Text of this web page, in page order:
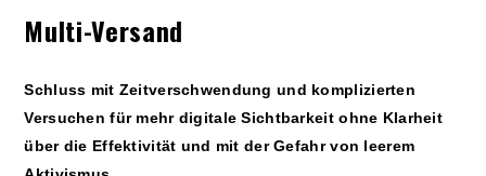
Multi-Versand
Schluss mit Zeitverschwendung und komplizierten
Versuchen für mehr digitale Sichtbarkeit ohne Klarheit
über die Effektivität und mit der Gefahr von leerem